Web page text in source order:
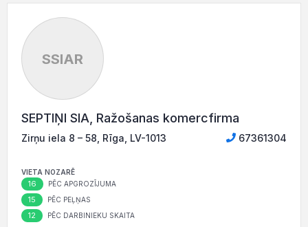
SSIAR
SEPTIŅI SIA, Ražošanas komercfirma
Zirņu iela 8 – 58, Rīga, LV-1013 67361304
VIETA NOZARĒ
16 PĒC APGROZĪJUMA
15 PĒC PEĻŅAS
12 PĒC DARBINIEKU SKAITA